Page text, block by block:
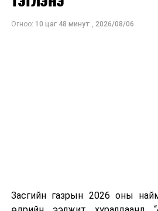
Огноо: 10 цаг 48 минут , 2026/08/06
Засгийн газрын 2026 оны